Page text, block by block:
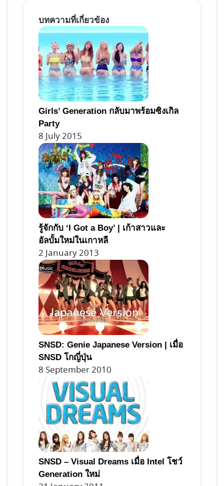
บทความที่เกี่ยวข้อง
Girls’ Generation กลับมาพร้อมซิงเกิล
Party
8 July 2015
รู้จักกับ ‘I Got a Boy’ | เก้าสาวและ
อัลบั้มใหม่ในเกาหลี
2 January 2013
SNSD: Genie Japanese Version | เมื่อ
SNSD โกญี่ปุ่น
8 September 2010
SNSD – Visual Dreams เมื่อ Intel โชว์
Generation ใหม่